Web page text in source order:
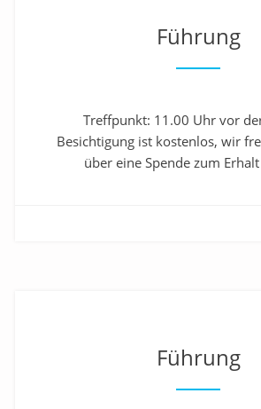
Führung
Treffpunkt: 11.00 Uhr vor
Besichtigung ist kostenlos, wir
über eine Spende zum
Führung